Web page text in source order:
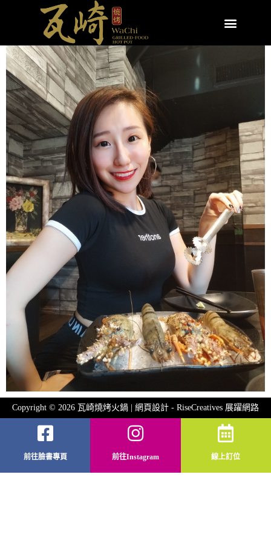
Copyright © 2026 瓦崎燒烤火鍋 | 網頁設計 - RiseCreatives 展躍網路
前往臉書專頁 前往Instagram 線上訂位